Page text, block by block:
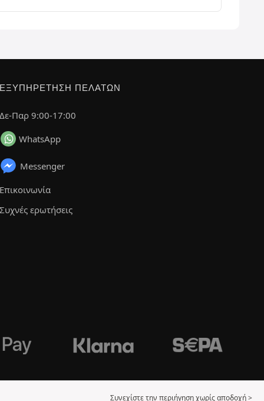
ΕΞΥΠΗΡΈΤΗΣΗ ΠΕΛΑΤΏΝ
Δε-Παρ 9:00-17:00
WhatsApp
Messenger
Επικοινωνία
Συχνές ερωτήσεις
Συνεχίστε την περιήγηση χωρίς αποδοχή >